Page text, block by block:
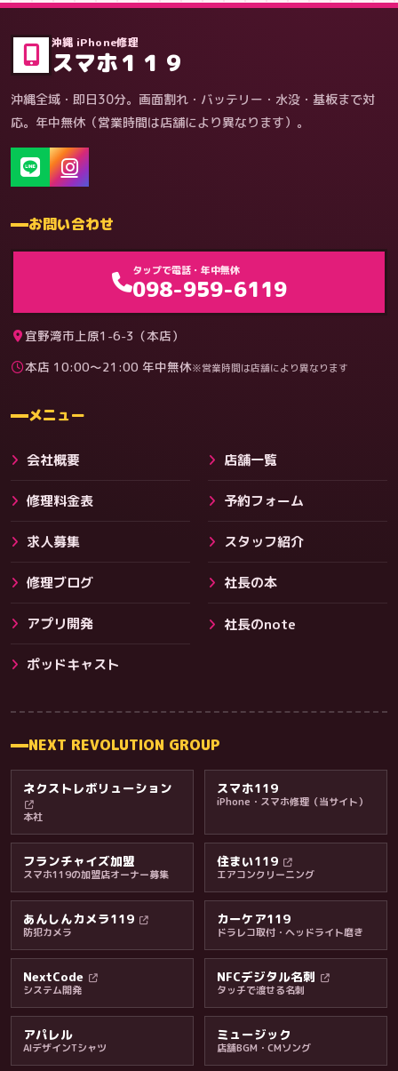
その他サービス
料金・保証・ご案内
症状・内容から
料金
沖縄 iPhone修理
スマホ１１９
沖縄全域・即日30分。画面割れ・バッテリー・水没・基板まで対
応。年中無休（営業時間は店舗により異なります）。
お問い合わせ
タップで電話・年中無休
098-959-6119
宜野湾市上原1-6-3（本店）
本店 10:00〜21:00 年中無休※営業時間は店舗により異なります
メニュー
会社概要 店舗一覧
修理料金表 予約フォーム
求人募集 スタッフ紹介
修理ブログ 社長の本
アプリ開発 社長のnote
ポッドキャスト
NEXT REVOLUTION GROUP
ネクストレボリューション
本社
スマホ119
iPhone・スマホ修理（当サイト）
フランチャイズ加盟
スマホ119の加盟店オーナー募集
住まい119
エアコンクリーニング
あんしんカメラ119
防犯カメラ
カーケア119
ドラレコ取付・ヘッドライト磨き
NextCode
システム開発
NFCデジタル名刺
タッチで渡せる名刺
アパレル
AIデザインTシャツ
ミュージック
店舗BGM・CMソング